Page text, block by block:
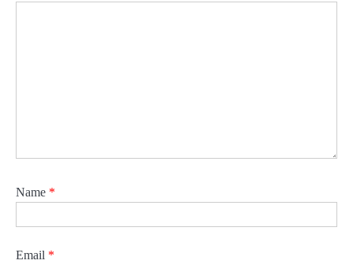
Name *
Email *